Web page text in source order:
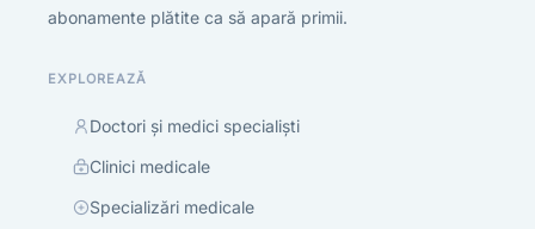
abonamente plătite ca să apară primii.
EXPLOREAZĂ
Doctori și medici specialiști
Clinici medicale
Specializări medicale